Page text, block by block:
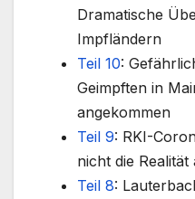
Dramatische
Impfländern
Teil 10:
Geimpften in
angekommen
Teil 9: RKI-
nicht die Realität
Teil 8: